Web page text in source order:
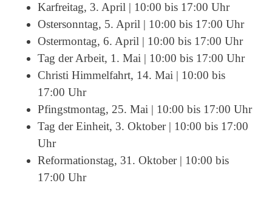
Karfreitag, 3. April | 10:00 bis 17:00 Uhr
Ostersonntag, 5. April | 10:00 bis 17:00 Uhr
Ostermontag, 6. April | 10:00 bis 17:00 Uhr
Tag der Arbeit, 1. Mai | 10:00 bis 17:00 Uhr
Christi Himmelfahrt, 14. Mai | 10:00 bis
17:00 Uhr
Pfingstmontag, 25. Mai | 10:00 bis 17:00 Uhr
Tag der Einheit, 3. Oktober | 10:00 bis 17:00
Uhr
Reformationstag, 31. Oktober | 10:00 bis
17:00 Uhr